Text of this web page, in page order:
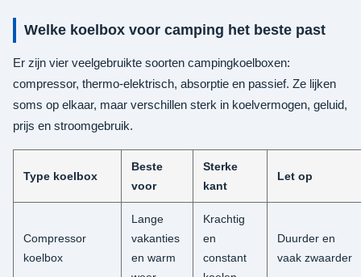
Welke koelbox voor camping het beste past
Er zijn vier veelgebruikte soorten campingkoelboxen:
compressor, thermo-elektrisch, absorptie en passief. Ze lijken
soms op elkaar, maar verschillen sterk in koelvermogen, geluid,
prijs en stroomgebruik.
Type koelbox
Beste
voor
Sterke
kant
Let op
Compressor
koelbox
Lange
vakanties
en warm
Krachtig
en
constant
Duurder en
vaak zwaarder